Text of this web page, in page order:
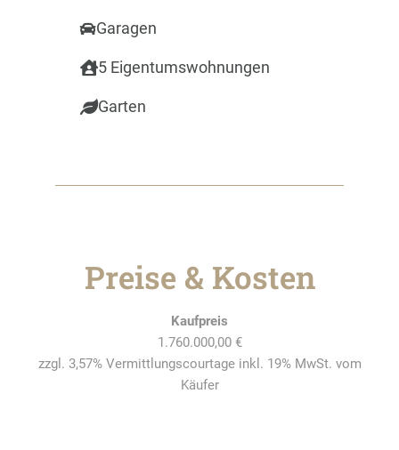
Garagen
5 Eigentumswohnungen
Garten
Preise & Kosten
Kaufpreis
1.760.000,00 €
zzgl. 3,57% Vermittlungscourtage inkl. 19% MwSt. vom
Käufer